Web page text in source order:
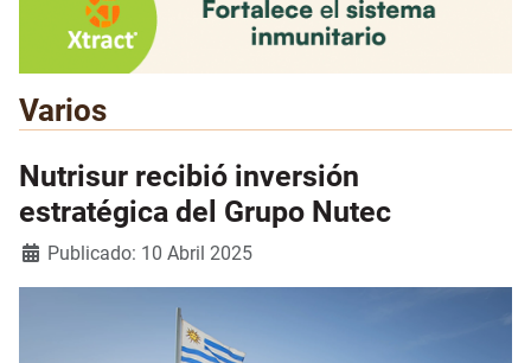
Varios
Nutrisur recibió inversión
estratégica del Grupo Nutec
Detalles
Publicado: 10 Abril 2025